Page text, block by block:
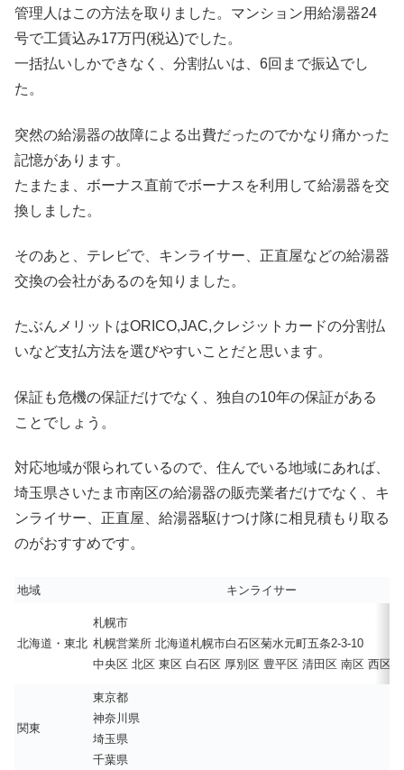
管理人はこの方法を取りました。マンション用給湯器24
号で工賃込み17万円(税込)でした。
一括払いしかできなく、分割払いは、6回まで振込でし
た。
突然の給湯器の故障による出費だったのでかなり痛かった
記憶があります。
たまたま、ボーナス直前でボーナスを利用して給湯器を交
換しました。
そのあと、テレビで、キンライサー、正直屋などの給湯器
交換の会社があるのを知りました。
たぶんメリットはORICO,JAC,クレジットカードの分割払
いなど支払方法を選びやすいことだと思います。
保証も危機の保証だけでなく、独自の10年の保証がある
ことでしょう。
対応地域が限られているので、住んでいる地域にあれば、
埼玉県さいたま市南区の給湯器の販売業者だけでなく、キ
ンライサー、正直屋、給湯器駆けつけ隊に相見積もり取る
のがおすすめです。
地域 キンライサー
北海道・東北
札幌市
札幌営業所 北海道札幌市白石区菊水元町五条2-3-10
中央区 北区 東区 白石区 厚別区 豊平区 清田区 南区 西区
関東
東京都
神奈川県
埼玉県
千葉県